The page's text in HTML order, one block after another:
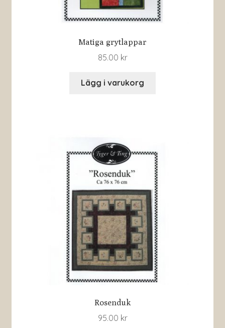
Matiga grytlappar
85.00 kr
Lägg i varukorg
Rosenduk
95.00 kr